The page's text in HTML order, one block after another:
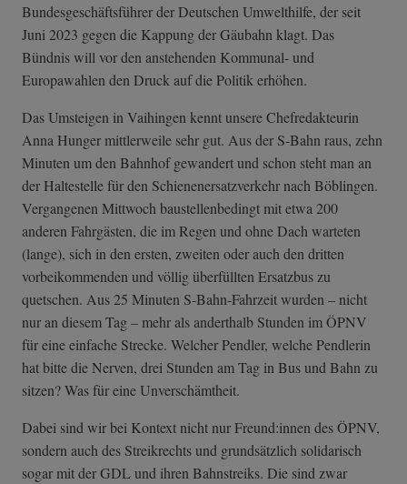
Bundesgeschäftsführer der Deutschen Umwelthilfe, der seit
Juni 2023 gegen die Kappung der Gäubahn klagt. Das
Bündnis will vor den anstehenden Kommunal- und
Europawahlen den Druck auf die Politik erhöhen.
Das Umsteigen in Vaihingen kennt unsere Chefredakteurin
Anna Hunger mittlerweile sehr gut. Aus der S-Bahn raus, zehn
Minuten um den Bahnhof gewandert und schon steht man an
der Haltestelle für den Schienenersatzverkehr nach Böblingen.
Vergangenen Mittwoch baustellenbedingt mit etwa 200
anderen Fahrgästen, die im Regen und ohne Dach warteten
(lange), sich in den ersten, zweiten oder auch den dritten
vorbeikommenden und völlig überfüllten Ersatzbus zu
quetschen. Aus 25 Minuten S-Bahn-Fahrzeit wurden – nicht
nur an diesem Tag – mehr als anderthalb Stunden im ÖPNV
für eine einfache Strecke. Welcher Pendler, welche Pendlerin
hat bitte die Nerven, drei Stunden am Tag in Bus und Bahn zu
sitzen? Was für eine Unverschämtheit.
Dabei sind wir bei Kontext nicht nur Freund:innen des ÖPNV,
sondern auch des Streikrechts und grundsätzlich solidarisch
sogar mit der GDL und ihren Bahnstreiks. Die sind zwar